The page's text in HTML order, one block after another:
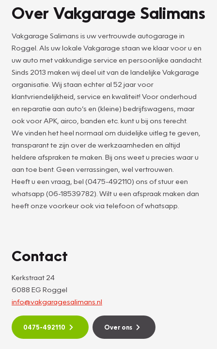
Over Vakgarage Salimans
Vakgarage Salimans is uw vertrouwde autogarage in
Roggel. Als uw lokale Vakgarage staan we klaar voor u en
uw auto met vakkundige service en persoonlijke aandacht.
Sinds 2013 maken wij deel uit van de landelijke Vakgarage
organisatie. Wij staan echter al 52 jaar voor
klantvriendelijkheid, service en kwaliteit! Voor onderhoud
en reparatie aan auto’s en (kleine) bedrijfswagens, maar
ook voor APK, airco, banden etc. kunt u bij ons terecht.
We vinden het heel normaal om duidelijke uitleg te geven,
transparant te zijn over de werkzaamheden en altijd
heldere afspraken te maken. Bij ons weet u precies waar u
aan toe bent. Geen verrassingen, wel vertrouwen.
Heeft u een vraag, bel (0475-492110) ons of stuur een
whatsapp (06-18539782). Wilt u een afspraak maken dan
heeft onze voorkeur ook via telefoon of whatsapp.
Contact
Kerkstraat 24
6088 EG Roggel
info@vakgaragesalimans.nl
0475-492110 Over ons